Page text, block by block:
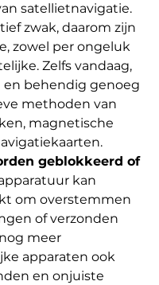
satellietnavigatie.
zwak, daarom zijn
zowel per ongeluk
Zelfs vandaag,
behendig genoeg
methoden van
magnetische
geblokkeerd of
kan
om overstemmen
of verzonden
meer
apparaten ook
en onjuiste